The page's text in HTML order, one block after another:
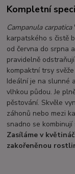
Kompletní
Campanula carpatica
karpatského s čistě
od června do srpna
pravidelně
kompaktní trsy
Ideální je na slunné
vlhkou půdou. Je
pěstování. Skvěle
záhonů nebo mezi
snadno se kombinují
Zasíláme v
zakořeněnou